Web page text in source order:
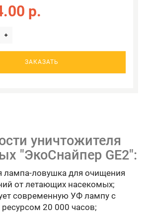
р.
ЗАКАЗАТЬ
уничтожителя
"ЭкоСнайпер GE2":
лампа-ловушка для очищения
от летающих насекомых;
современную УФ лампу с
20 000 часов;